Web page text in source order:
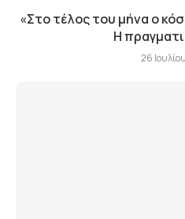
«Στο τέλος του μήνα ο
Η
26